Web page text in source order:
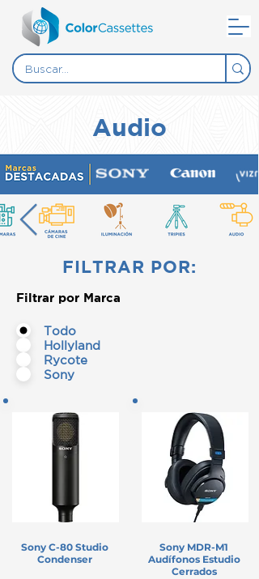
Audio
FILTRAR POR:
Filtrar por Marca
Todo
Hollyland
Rycote
Sony
Sony C-80 Studio
Condenser
Sony MDR-M1
Audífonos Estudio
Cerrados